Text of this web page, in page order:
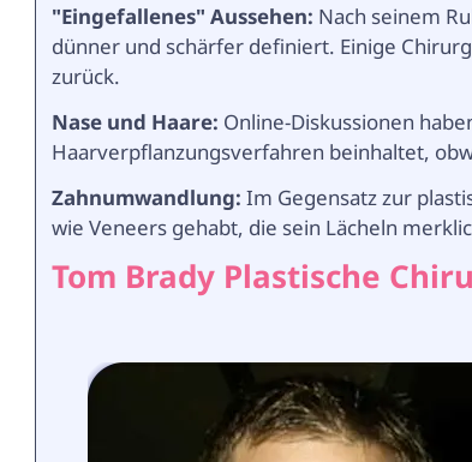
"Eingefallenes" Aussehen: Nach seinem
dünner und schärfer definiert. Einige
zurück.
Nase und Haare: Online-Diskussionen
Haarverpflanzungsverfahren beinhaltet,
Zahnumwandlung: Im Gegensatz zur
wie Veneers gehabt, die sein Lächeln
Tom Brady Plastische